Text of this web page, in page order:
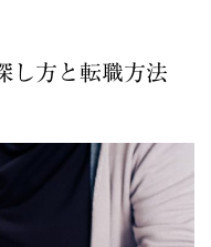
し方と転職方法